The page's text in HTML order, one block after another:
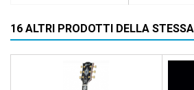
16 ALTRI PRODOTTI DELLA